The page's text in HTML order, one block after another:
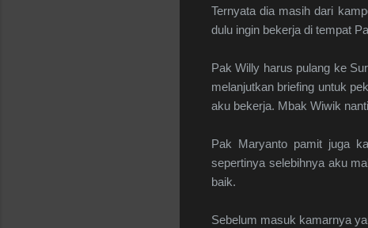
Ternyata dia masih dari
dulu ingin bekerja di tempat
Pak Willy harus pulang ke
melanjutkan briefing untuk
aku bekerja. Mbak Wiwik
Pak Maryanto pamit juga
sepertinya selebihnya aku
baik.
Sebelum masuk kamarnya